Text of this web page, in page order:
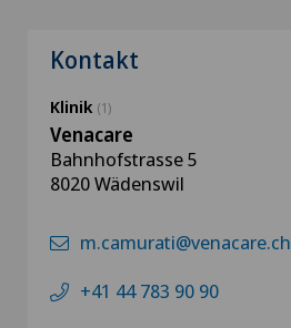
Kontakt
Klinik (1)
Venacare
Bahnhofstrasse 5
8020 Wädenswil
m.camurati@venacare.ch
+41 44 783 90 90